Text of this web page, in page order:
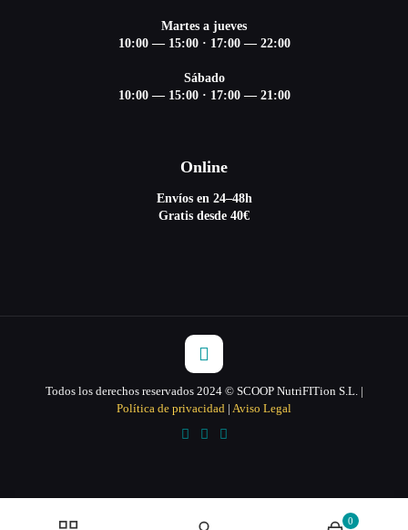
Martes a jueves
10:00 — 15:00· 17:00 — 22:00
Sábado
10:00 — 15:00· 17:00 — 21:00
Online
Envíos en 24–48h
Gratis desde 40€
Todos los derechos reservados 2024 © SCOOP NutriFITion S.L. |
Política de privacidad | Aviso Legal
0